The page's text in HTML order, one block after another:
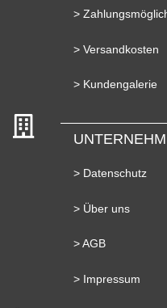
>
> Versandkosten
> Kundengalerie
> Datenschutz
> Über uns
> AGB
> Impressum